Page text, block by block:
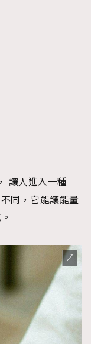
讓人進入一種
同，它能讓能量